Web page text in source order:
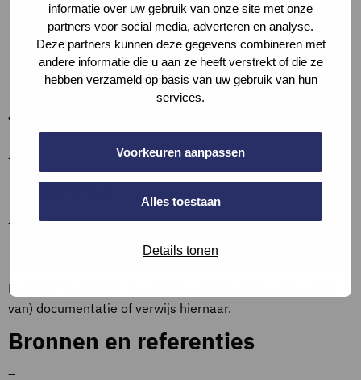
informatie over uw gebruik van onze site met onze
partners voor social media, adverteren en analyse.
Deze partners kunnen deze gegevens combineren met
andere informatie die u aan ze heeft verstrekt of die ze
hebben verzameld op basis van uw gebruik van hun
services.
Voorkeuren aanpassen
Alles toestaan
Details tonen
Niet gebruiken van verontreinigend materieel of
materialen
Bij gebruik van verontreinigend materieel of materialen,
maatregelen nemen ter bescherming van mens en
Toelichting op criteria
–
Definities
–
Beschrijf de situatie en upload een foto, (een screenshot
van) documentatie of verwijs hiernaar.
Bronnen en referenties
–